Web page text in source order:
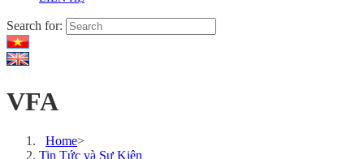
Search for:
VFA
Home>
Tin Tức và Sự Kiện